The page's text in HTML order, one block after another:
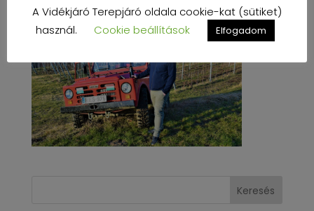
A Vidékjáró Terepjáró oldala cookie-kat (sütiket)
használ.
Cookie beállítások Elfogadom